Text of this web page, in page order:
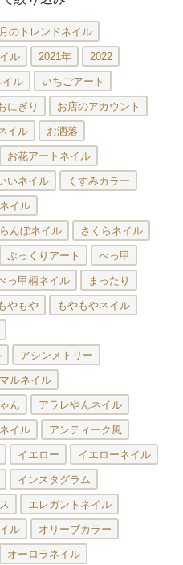
のトレンドネイル
ル 2021年 2022
イル いちごアート
にぎり お店のアカウント
イル お洒落
お花アートネイル
いネイル くすみカラー
イル
んぼネイル さくらネイル
ぷっくりアート べっ甲
っ甲柄ネイル まったり
やもや もやもやネイル
アシンメトリー
ルネイル
ん アラレやんネイル
イル アンティーク風
イエロー イエローネイル
インスタグラム
エレガントネイル
ル オリーブカラー
オーロラネイル